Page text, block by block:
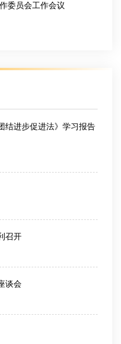
委员会工作会议
结进步促进法》学习报告
召开
谈会